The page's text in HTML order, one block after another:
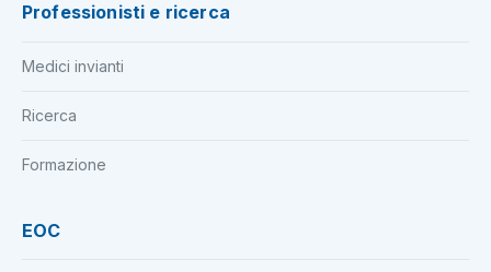
Professionisti e ricerca
Medici invianti
Ricerca
Formazione
EOC